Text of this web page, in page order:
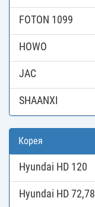
FOTON 1099
HOWO
JAC
SHAANXI
Корея
Hyundai HD 120
Hyundai HD 72,78